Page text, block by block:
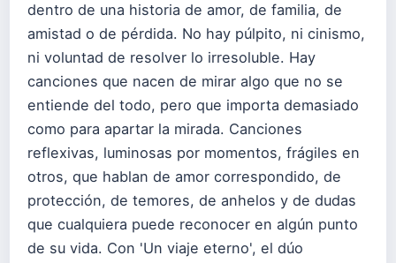
dentro de una historia de amor, de familia, de
amistad o de pérdida. No hay púlpito, ni cinismo,
ni voluntad de resolver lo irresoluble. Hay
canciones que nacen de mirar algo que no se
entiende del todo, pero que importa demasiado
como para apartar la mirada. Canciones
reflexivas, luminosas por momentos, frágiles en
otros, que hablan de amor correspondido, de
protección, de temores, de anhelos y de dudas
que cualquiera puede reconocer en algún punto
de su vida. Con 'Un viaje eterno', el dúo